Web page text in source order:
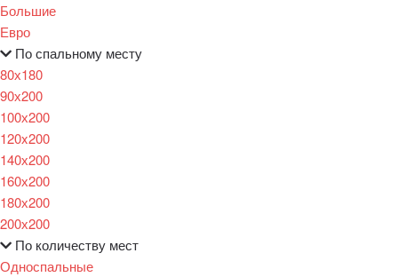
Большие
Евро
По спальному месту
80х180
90х200
100х200
120x200
140х200
160х200
180х200
200х200
По количеству мест
Односпальные